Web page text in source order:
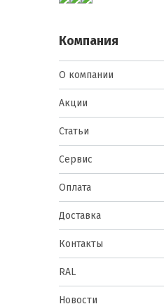
Компания
О компании
Акции
Статьи
Сервис
Оплата
Доставка
Контакты
RAL
Новости